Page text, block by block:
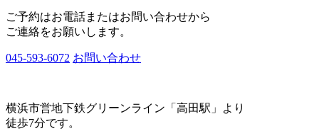
ご予約はお電話またはお問い合わせから
ご連絡をお願いします。
045-593-6072 お問い合わせ
横浜市営地下鉄グリーンライン「高田駅」より
徒歩7分です。